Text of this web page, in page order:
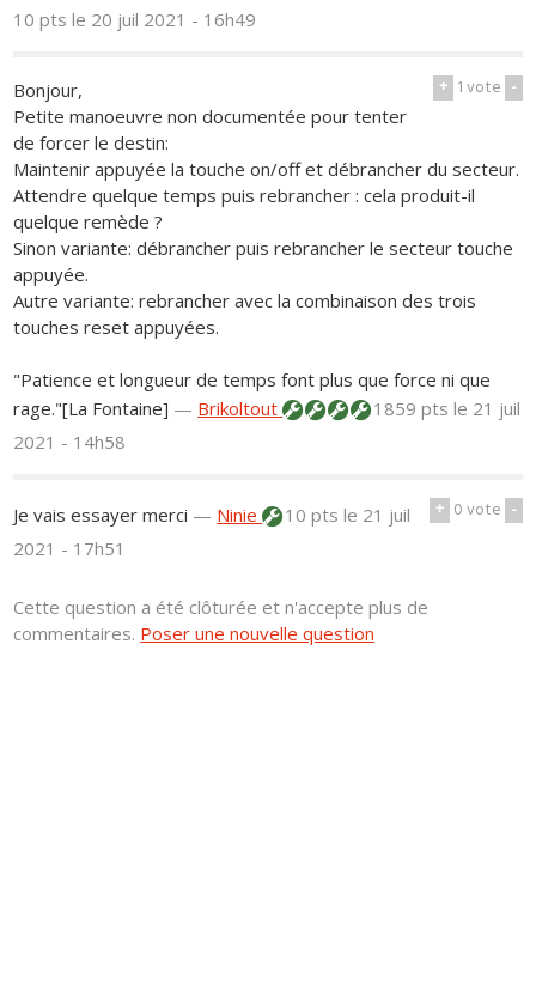
10 ptsle 20 juil 2021 - 16h49
+ 1vote -
Bonjour,
Petite manoeuvre non documentée pour tenter
de forcer le destin:
Maintenir appuyée la touche on/off et débrancher du secteur.
Attendre quelque temps puis rebrancher : cela produit-il
quelque remède ?
Sinon variante: débrancher puis rebrancher le secteur touche
appuyée.
Autre variante: rebrancher avec la combinaison des trois
touches reset appuyées.
"Patience et longueur de temps font plus que force ni que
rage."[La Fontaine] — Brikoltout 1859 ptsle 21 juil
2021 - 14h58
+ 0vote -
Je vais essayer merci — Ninie 10 ptsle 21 juil
2021 - 17h51
Cette question a été clôturée et n'accepte plus de
commentaires. Poser une nouvelle question